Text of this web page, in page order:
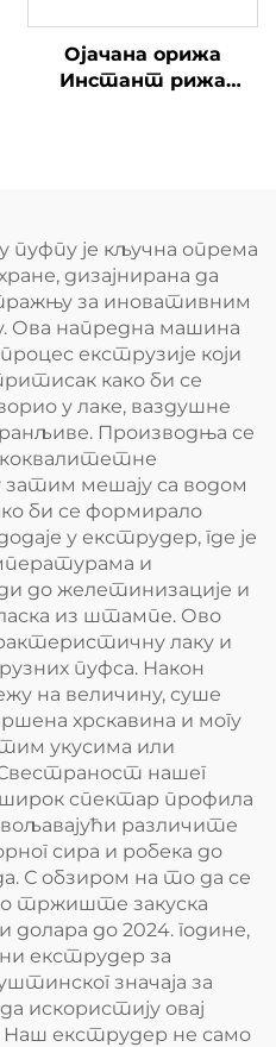
Ојачана орижа
Инстант рижа
пуфпу је кључна опрема
дизајнирана да
за иновативним
Ова напредна машина
екструзије који
како би се
у лаке, ваздушне
Производња се
мешају са водом
би се формирало
у екструдер, где је
и
до желетинизације и
из штампе. Ово
лаку и
пуфса. Након
на величину, суше
хрскавина и могу
укусима или
нашег
спектар профила
различите
сира и робека до
С обзиром на то да се
тржиште закуска
до 2024. године,
екструдер за
значаја за
искористију овај
екструдер не само